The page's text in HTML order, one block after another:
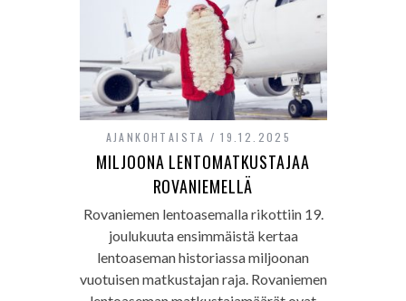
AJANKOHTAISTA 19.12.2025
MILJOONA LENTOMATKUSTAJAA
ROVANIEMELLÄ
Rovaniemen lentoasemalla rikottiin 19.
joulukuuta ensimmäistä kertaa
lentoaseman historiassa miljoonan
vuotuisen matkustajan raja. Rovaniemen